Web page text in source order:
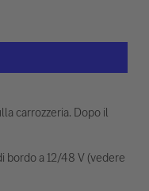
carrozzeria. Dopo il
bordo a 12/48 V (vedere